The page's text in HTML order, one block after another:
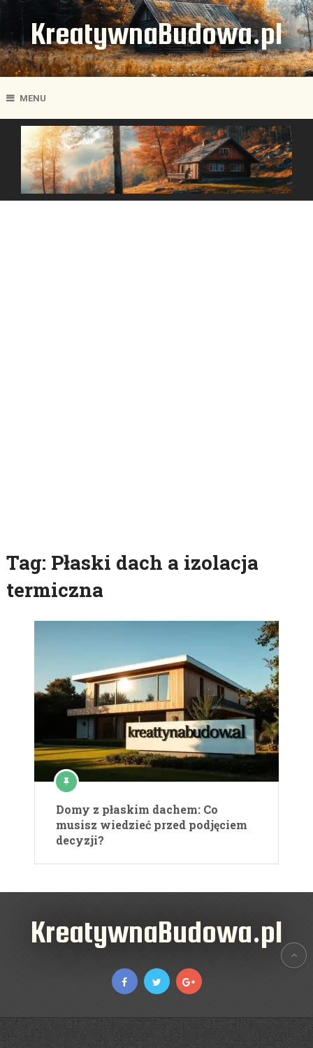
KreatywnaBudowa.pl
MENU
Tag: Płaski dach a izolacja
termiczna
Domy z płaskim dachem: Co
musisz wiedzieć przed podjęciem
decyzji?
KreatywnaBudowa.pl